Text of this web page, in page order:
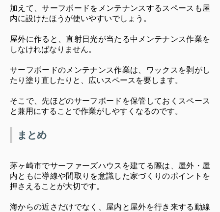
加えて、サーフボードをメンテナンスするスペースも屋
内に設けたほうが使いやすいでしょう。
屋外に作ると、直射日光が当たる中メンテナンス作業を
しなければなりません。
サーフボードのメンテナンス作業は、ワックスを剥がし
たり塗り直したりと、広いスペースを要します。
そこで、先ほどのサーフボードを保管しておくスペース
と兼用にすることで作業がしやすくなるのです。
まとめ
茅ヶ崎市でサーファーズハウスを建てる際は、屋外・屋
内ともに導線や間取りを意識した家づくりのポイントを
押さえることが大切です。
海からの近さだけでなく、屋内と屋外を行き来する動線